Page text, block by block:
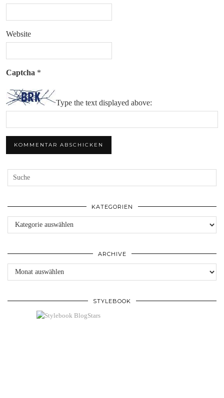
Website
Captcha *
Type the text displayed above:
KATEGORIEN
Kategorien
ARCHIVE
Archive
STYLEBOOK